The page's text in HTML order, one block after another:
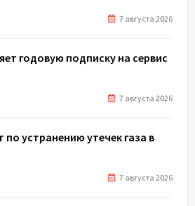
7 августа 2026
годовую подписку на сервис
7 августа 2026
устранению утечек газа в
7 августа 2026